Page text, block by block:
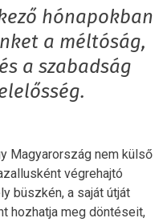
hónapokban
a méltóság,
a szabadság
Magyarország nem külső
végrehajtó
büszkén, a saját útját
hozhatja meg döntéseit,